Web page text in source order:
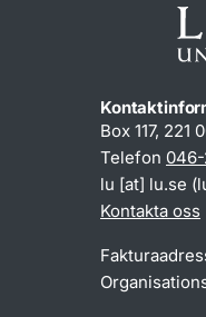
Box 117, 221
Telefon
lu [at] lu.se
Kontakta oss